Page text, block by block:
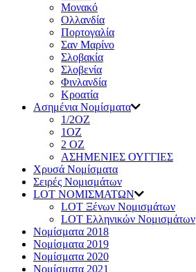
Μονακό
Ολλανδία
Πορτογαλία
Σαν Μαρίνο
Σλοβακία
Σλοβενία
Φινλανδία
Κροατία
Ασημένια Νομίσματα
1/2ΟΖ
1ΟΖ
2 OZ
ΑΣΗΜΕΝΙΕΣ ΟΥΓΓΙΕΣ
Χρυσά Νομίσματα
Σειρές Νομισμάτων
LOT ΝΟΜΙΣΜΑΤΩΝ
LOT Ξένων Νομισμάτων
LOT Ελληνικών Νομισμάτων
Νομίσματα 2018
Νομίσματα 2019
Νομίσματα 2020
Νομίσματα 2021